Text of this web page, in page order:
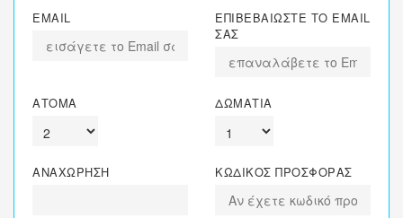
EMAIL
ΕΠΙΒΕΒΑΙΩΣΤΕ ΤΟ EMAIL
ΣΑΣ
ΑΤΟΜΑ ΔΩΜΑΤΙΑ
ΑΝΑΧΩΡΗΣΗ ΚΩΔΙΚΟΣ ΠΡΟΣΦΟΡΑΣ